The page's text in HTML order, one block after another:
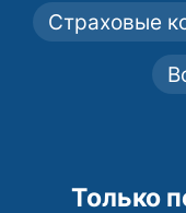
Страховые
Только